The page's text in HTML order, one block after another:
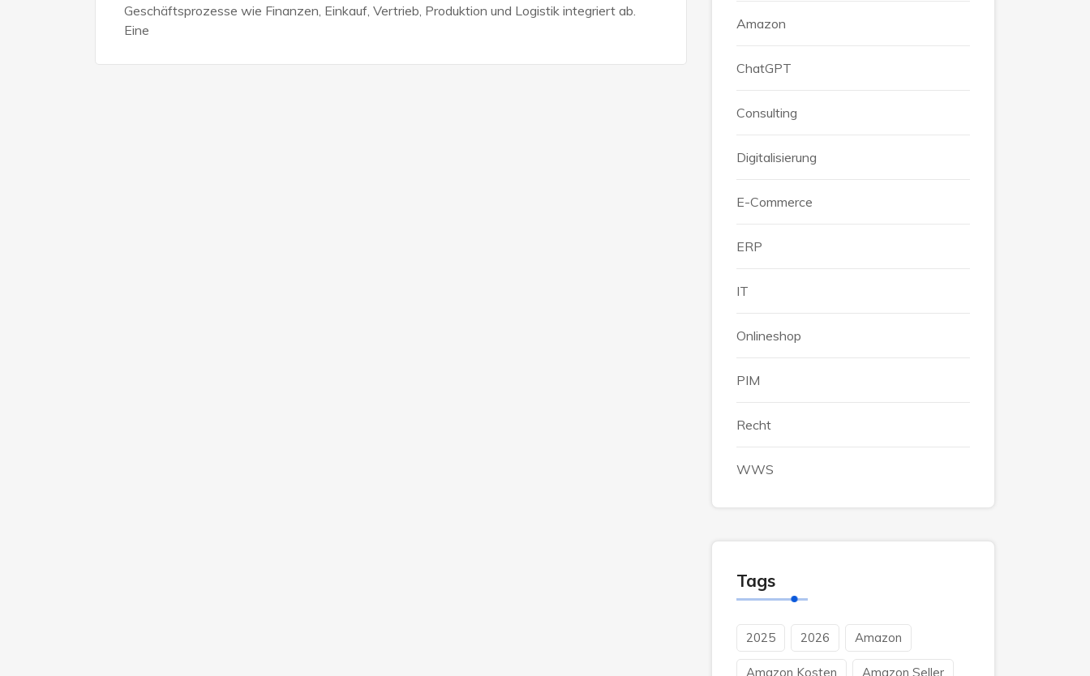
Geschäftsprozesse wie Finanzen, Einkauf, Vertrieb, Produktion und Logistik integriert ab.
Eine
Amazon
ChatGPT
Consulting
Digitalisierung
E-Commerce
ERP
IT
Onlineshop
PIM
Recht
WWS
Tags
2025 2026 Amazon
Amazon Kosten Amazon Seller